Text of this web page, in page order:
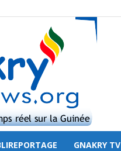
GNAKRY TV